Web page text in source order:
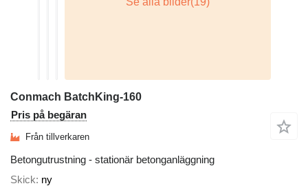
Conmach BatchKing-160
Pris på begäran
Från tillverkaren
Betongutrustning - stationär betonganläggning
Skick ny